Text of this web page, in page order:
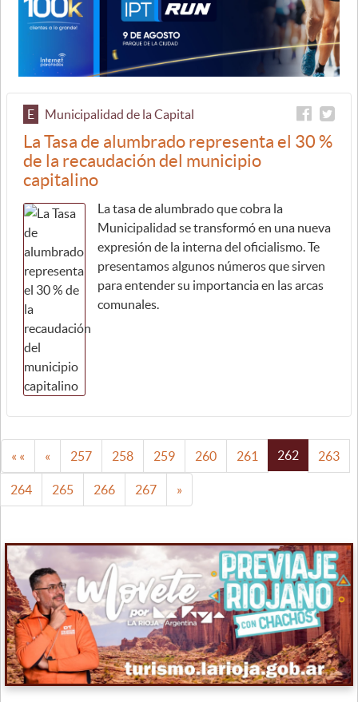
E Municipalidad de la Capital
La Tasa de alumbrado representa el 30 %
de la recaudación del municipio
capitalino
La tasa de alumbrado que cobra la
Municipalidad se transformó en una nueva
expresión de la interna del oficialismo. Te
presentamos algunos números que sirven
para entender su importancia en las arcas
comunales.
« « « 257 258 259 260 261 262 263
264 265 266 267 »